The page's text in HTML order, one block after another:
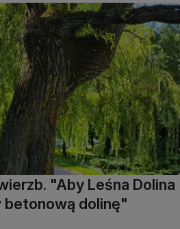
"Aby Leśna Dolina
betonową dolinę"